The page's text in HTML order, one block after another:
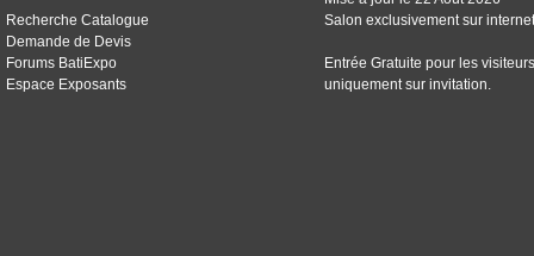
Recherche Catalogue
Demande de Devis
Forums BatiExpo
Espace Exposants
Salon exclusivement sur internet
Entrée Gratuite pour les visiteurs
uniquement sur invitation.